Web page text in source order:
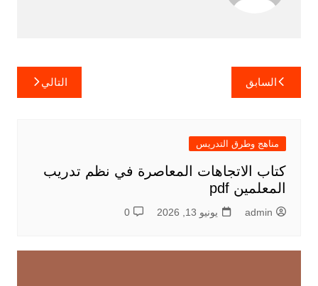
تصفّح
المقالات
السابق التالي
مناهج وطرق التدريس
كتاب الاتجاهات المعاصرة في نظم تدريب
المعلمين pdf
admin يونيو 13, 2026 0